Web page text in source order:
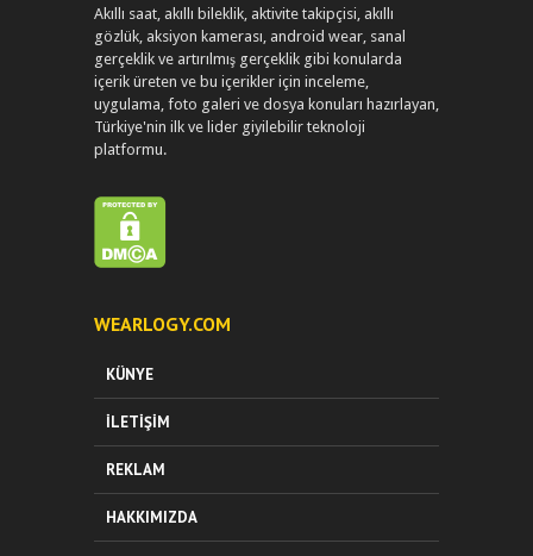
Akıllı saat, akıllı bileklik, aktivite takipçisi, akıllı
gözlük, aksiyon kamerası, android wear, sanal
gerçeklik ve artırılmış gerçeklik gibi konularda
içerik üreten ve bu içerikler için inceleme,
uygulama, foto galeri ve dosya konuları hazırlayan,
Türkiye'nin ilk ve lider giyilebilir teknoloji
platformu.
WEARLOGY.COM
KÜNYE
İLETIŞIM
REKLAM
HAKKIMIZDA